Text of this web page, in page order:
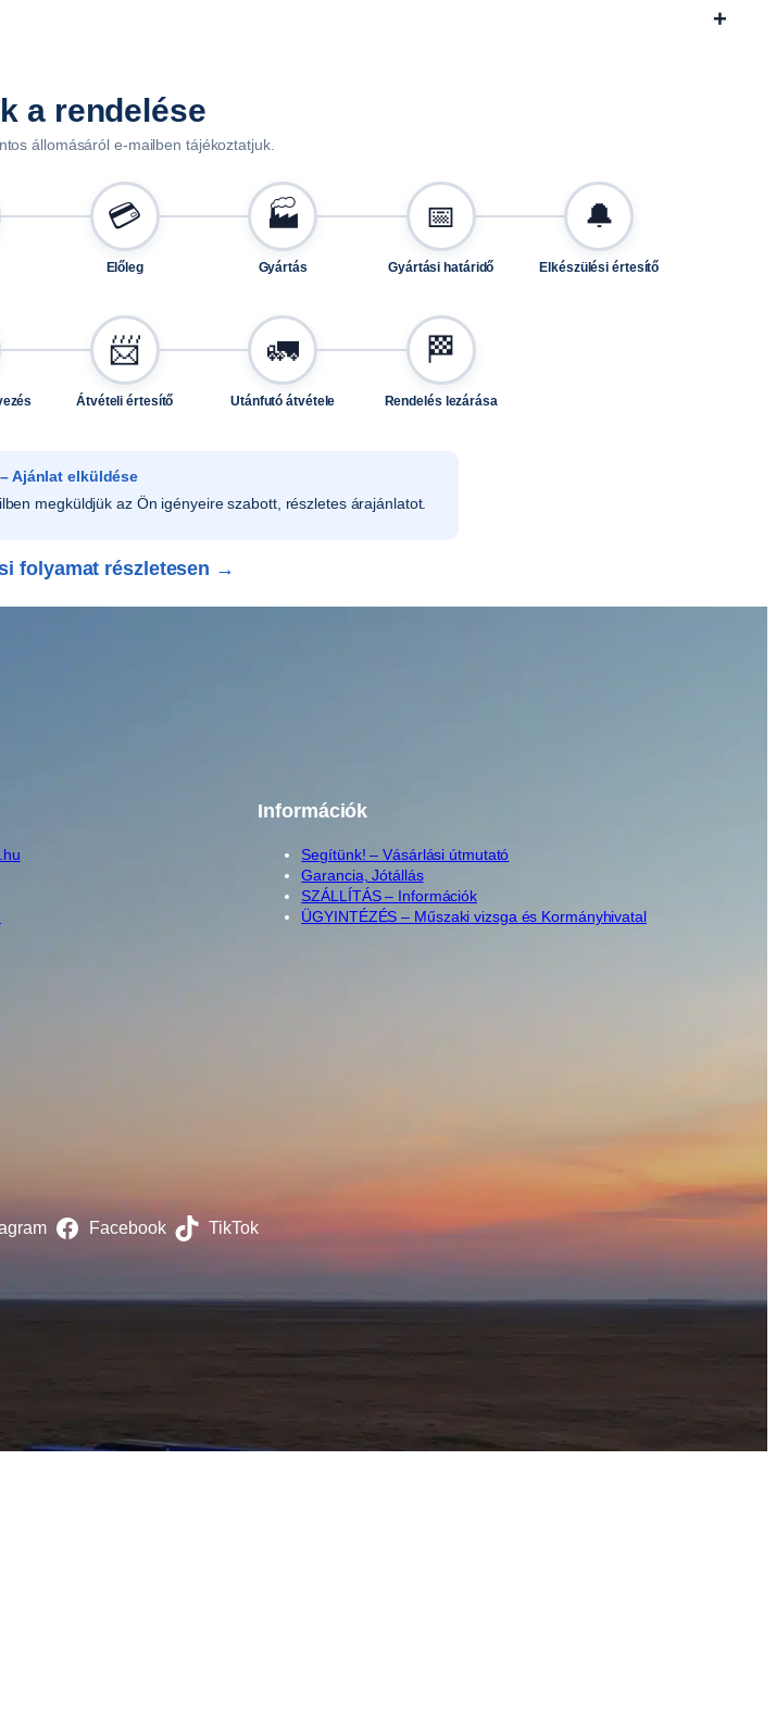
+
a rendelése
állomásáról e-mailben tájékoztatjuk.
💳
Előleg
🏭
Gyártás
📅
Gyártási határidő
🔔
Elkészülési értesítő
📨
Átvételi értesítő
🚛
Utánfutó átvétele
🏁
Rendelés lezárása
Ajánlat elküldése
megküldjük az Ön igényeire szabott, részletes árajánlatot.
folyamat részletesen →
Információk
Segítünk! – Vásárlási útmutató
Garancia, Jótállás
SZÁLLÍTÁS – Információk
ÜGYINTÉZÉS – Műszaki vizsga és Kormányhivatal
Facebook TikTok